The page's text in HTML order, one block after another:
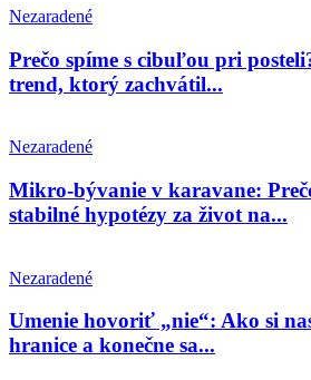
Nezaradené
Prečo spíme s cibuľou pri
trend, ktorý zachvátil...
Nezaradené
Mikro-bývanie v karavane:
stabilné hypotézy za život na...
Nezaradené
Umenie hovoriť „nie“: Ako si
hranice a konečne sa...